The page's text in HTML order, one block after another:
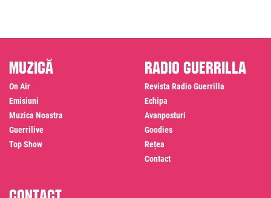
Muzică
On Air
Emisiuni
Muzica Noastra
Guerrilive
Top Show
Radio Guerrilla
Revista Radio Guerrilla
Echipa
Avanposturi
Goodies
Rețea
Contact
Contact